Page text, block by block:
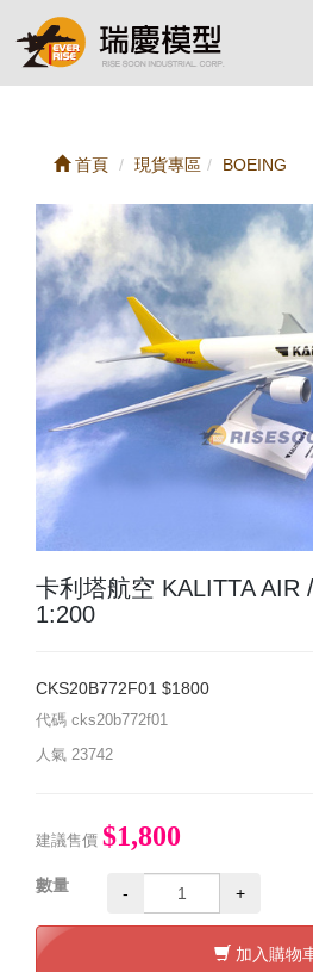
首頁 現貨專區 BOEING
卡利塔航空 KALITTA AIR
1:200
CKS20B772F01 $1800
代碼 cks20b772f01
人氣 23742
建議售價 $1,800
數量 - +
加入購物